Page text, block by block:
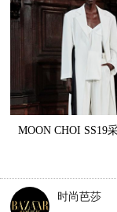
MOON CHOI SS19
时尚芭莎